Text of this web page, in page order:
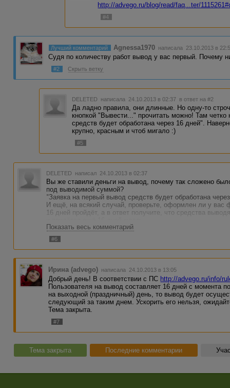
http://advego.ru/blog/read/faq...ter/
#4
Лучший комментарий Agnessa1970 написала 23.10.2013 в
Судя по количеству работ вывод у вас первый. Почему
#2 Скрыть ветку
DELETED написала 24.10.2013 в 02:37 в ответ на #2
Да ладно правила, они длинные. Но одну-то
кнопкой "Вывести..." прочитать можно! Там
средств будет обработана через 16 дней".
крупно, красным и чтоб мигало :)
#5
DELETED написал 24.10.2013 в 02:37
Вы же ставили деньги на вывод, почему так сложено
под выводимой суммой?
"Заявка на первый вывод средств будет обработана
И ещё, на всякий случай, проверьте, оформлен ли у вас
16 дней пройдёт, а в ответ получите, что средства
Показать весь комментарий
#6
Ирина (advego) написала 24.10.2013 в 13:05
Добрый день! В соответствии с ПС http://advego.ru/info/
Пользователя на вывод составляет 16 дней с момента
на выходной (праздничный) день, то вывод будет
следующий за таким днем. Ускорить его нельзя,
Тема закрыта.
#7
Тема закрыта Последние комментарии